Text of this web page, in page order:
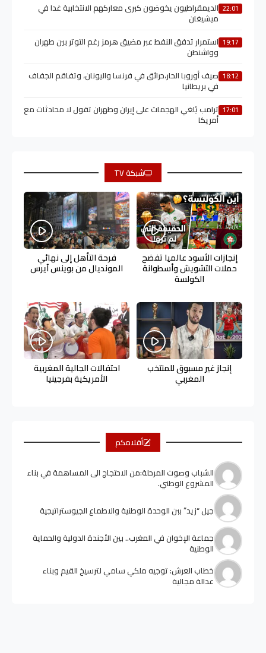
22:01 الديمقراطيون يخوضون كبرى معاركهم الانتخابية غدا في
ميشيغان
19:17 استمرار تدفق النفط عبر مضيق هرمز رغم التوتر بين طهران
وواشنطن
18:12 صيف أوروبا الحار،حرائق في فرنسا واليونان، وتفاقم الجفاف
في بريطانيا
17:01 ترامب يُلغي الهجمات على إيران وطهران تقول لا محادثات مع
أمريكا
شبكة TV
إنجازات الأسود عالميا تفضح
حملات التشويش وأسطوانة
الكولسة
فرحة التأهل إلى نهائي
المونديال من بوينس آيرس
إنجاز غير مسبوق للمنتخب
المغربي
احتفالات الجالية المغربية
الأمريكية بفرجينيا
أقلامكم
الشباب وصوت المرحلة:من الاحتجاج الى المساهمة في بناء
المشروع الوطني.
جيل “زيد” ببن الوحدة الوطنية والاطماع الجيوستراتيجية
جماعة الإخوان في المغرب.. بين الأجندة الدولية والحماية
الوطنية
خطاب العرش: توجيه ملكي سامي لترسيخ القيم وبناء
عدالة مجالية